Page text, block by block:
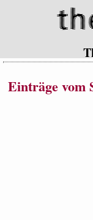
Einträge vom